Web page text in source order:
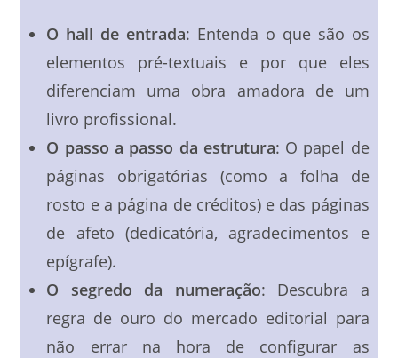
O hall de entrada: Entenda o que são os
elementos pré-textuais e por que eles
diferenciam uma obra amadora de um
livro profissional.
O passo a passo da estrutura: O papel de
páginas obrigatórias (como a folha de
rosto e a página de créditos) e das páginas
de afeto (dedicatória, agradecimentos e
epígrafe).
O segredo da numeração: Descubra a
regra de ouro do mercado editorial para
não errar na hora de configurar as